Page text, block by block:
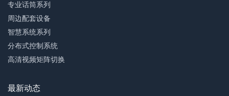
专业话筒系列
周边配套设备
智慧系统系列
分布式控制系统
高清视频矩阵切换
最新动态